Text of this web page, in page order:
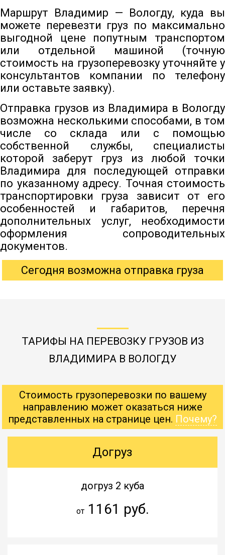
Маршрут Владимир — Вологду, куда вы
можете перевезти груз по максимально
выгодной цене попутным транспортом
или отдельной машиной (точную
стоимость на грузоперевозку уточняйте у
консультантов компании по телефону
или оставьте заявку).
Отправка грузов из Владимира в Вологду
возможна несколькими способами, в том
числе со склада или с помощью
собственной службы, специалисты
которой заберут груз из любой точки
Владимира для последующей отправки
по указанному адресу. Точная стоимость
транспортировки груза зависит от его
особенностей и габаритов, перечня
дополнительных услуг, необходимости
оформления сопроводительных
документов.
Сегодня возможна отправка груза
ТАРИФЫ НА ПЕРЕВОЗКУ ГРУЗОВ ИЗ
ВЛАДИМИРА В ВОЛОГДУ
Стоимость грузоперевозки по вашему
направлению может оказаться ниже
представленных на странице цен. Почему?
Догруз
догруз 2 куба
от1161 руб.